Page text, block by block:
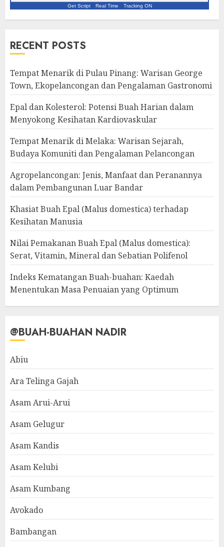
Get Script Real Time Tracking ON
RECENT POSTS
Tempat Menarik di Pulau Pinang: Warisan George
Town, Ekopelancongan dan Pengalaman Gastronomi
Epal dan Kolesterol: Potensi Buah Harian dalam
Menyokong Kesihatan Kardiovaskular
Tempat Menarik di Melaka: Warisan Sejarah,
Budaya Komuniti dan Pengalaman Pelancongan
Agropelancongan: Jenis, Manfaat dan Peranannya
dalam Pembangunan Luar Bandar
Khasiat Buah Epal (Malus domestica) terhadap
Kesihatan Manusia
Nilai Pemakanan Buah Epal (Malus domestica):
Serat, Vitamin, Mineral dan Sebatian Polifenol
Indeks Kematangan Buah-buahan: Kaedah
Menentukan Masa Penuaian yang Optimum
@BUAH-BUAHAN NADIR
Abiu
Ara Telinga Gajah
Asam Arui-Arui
Asam Gelugur
Asam Kandis
Asam Kelubi
Asam Kumbang
Avokado
Bambangan